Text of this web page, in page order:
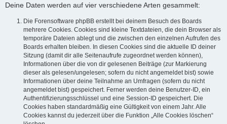
Deine Daten werden auf vier verschiedene Arten gesammelt:
Die Forensoftware phpBB erstellt bei deinem Besuch des Boards
mehrere Cookies. Cookies sind kleine Textdateien, die dein Browser als
temporäre Dateien ablegt und die zwischen den einzelnen Aufrufen des
Boards erhalten bleiben. In diesen Cookies sind die aktuelle ID deiner
Sitzung (damit dir alle Seitenaufrufe zugeordnet werden können),
Informationen über die von dir gelesenen Beiträge (zur Markierung
dieser als gelesen/ungelesen; sofern du nicht angemeldet bist) sowie
Informationen über deine Teilnahme an Umfragen (sofern du nicht
angemeldet bist) gespeichert. Ferner werden deine Benutzer-ID, ein
Authentifizierungsschlüssel und eine Session-ID gespeichert. Die
Cookies haben standardmäßig eine Gültigkeit von einem Jahr. Alle
Cookies kannst du jederzeit über die Funktion „Alle Cookies löschen“